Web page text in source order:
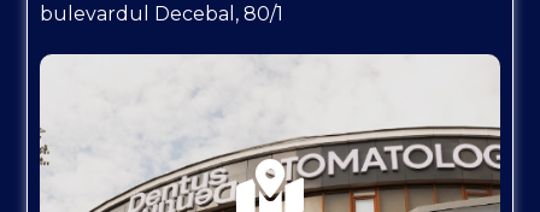
APASĂ AICI
bulevardul Decebal, 80/1